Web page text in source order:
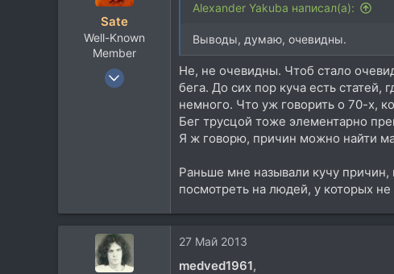
vk.com
Sate
Well-Known
Member
3 Янв 2005
Alexander Yakuba написал(а):
Выводы, думаю, очевидны.
Не, не очевидны. Чтоб стало
бега. До сих пор куча есть статей,
немного. Что уж говорить о 70-х,
Бег трусцой тоже элементарно
Я ж говорю, причин можно найти
Раньше мне называли кучу
посмотреть на людей, у которых не
27 Май 2013
medved1961,